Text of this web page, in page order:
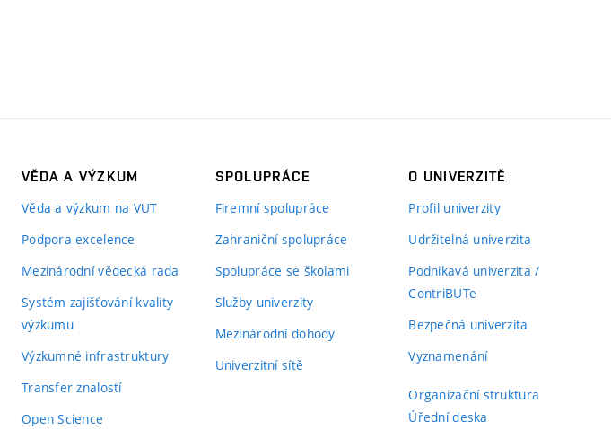
VĚDA A VÝZKUM
Věda a výzkum na VUT
Podpora excelence
Mezinárodní vědecká rada
Systém zajišťování kvality
výzkumu
Výzkumné infrastruktury
Transfer znalostí
Open Science
SPOLUPRÁCE
Firemní spolupráce
Zahraniční spolupráce
Spolupráce se školami
Služby univerzity
Mezinárodní dohody
Univerzitní sítě
O UNIVERZITĚ
Profil univerzity
Udržitelná univerzita
Podnikavá univerzita /
ContriBUTe
Bezpečná univerzita
Vyznamenání
Organizační struktura
Úřední deska